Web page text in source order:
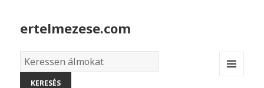
ertelmezese.com
Álmok
szótára